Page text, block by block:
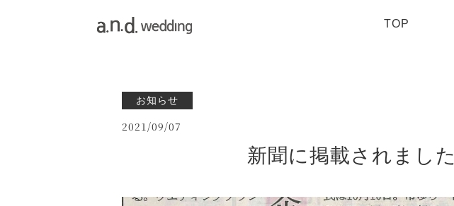
TOP
お知らせ
2021/09/07
新聞に掲載されました